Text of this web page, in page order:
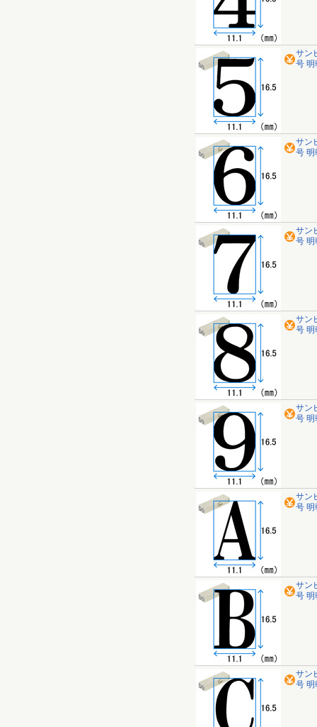
サン
号 明
サン
号 明
サン
号 明
サン
号 明
サン
号 明
サン
号 明
サン
号 明
サン
号 明